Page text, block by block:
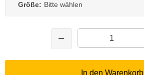
Größe: Bitte wählen
In den Warenkorb